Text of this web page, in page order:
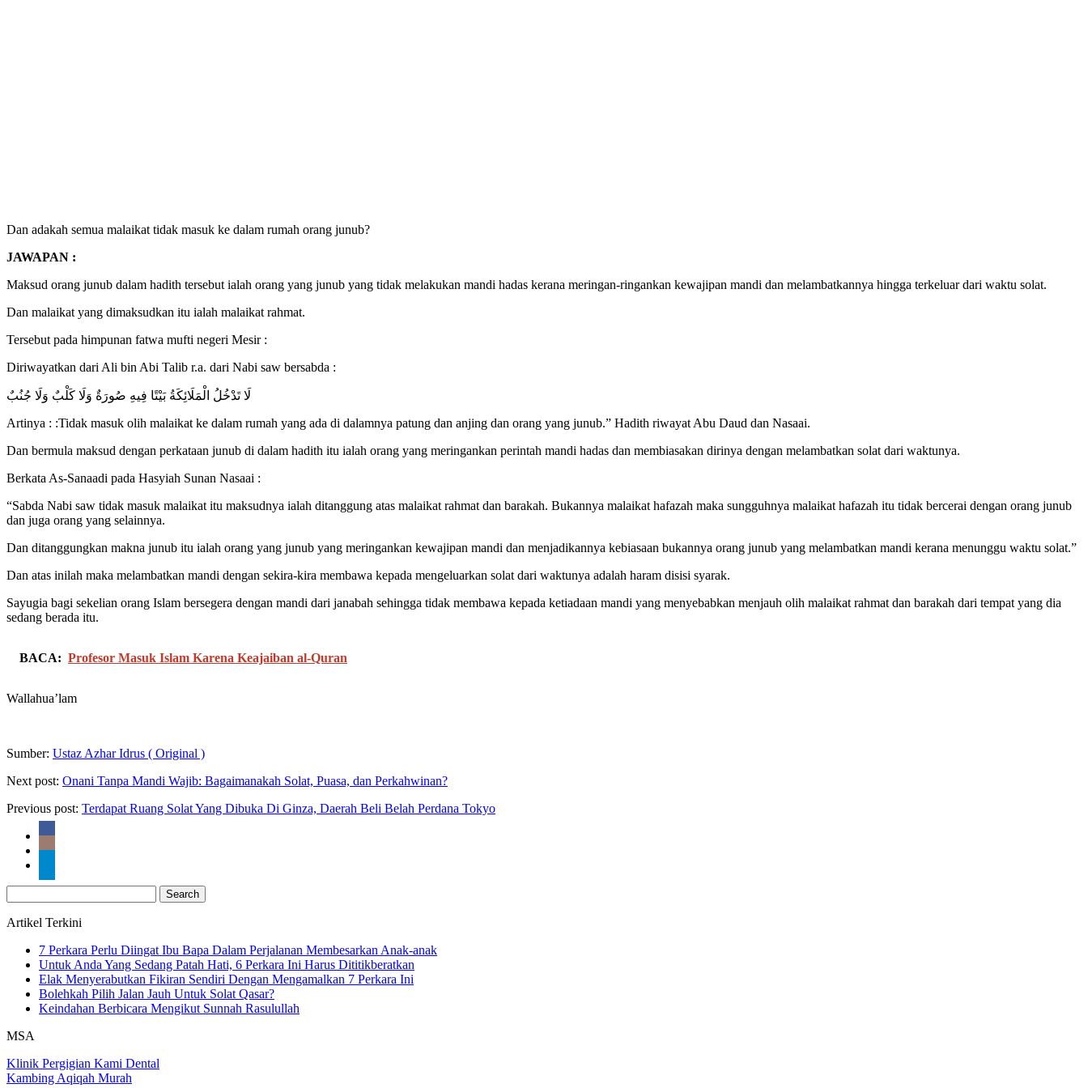
Dan adakah semua malaikat tidak masuk ke dalam rumah orang junub?
JAWAPAN :
Maksud orang junub dalam hadith tersebut ialah orang yang junub yang tidak melakukan mandi hadas kerana meringan-ringankan kewajipan mandi dan melambatkannya hingga terkeluar dari waktu solat.
Dan malaikat yang dimaksudkan itu ialah malaikat rahmat.
Tersebut pada himpunan fatwa mufti negeri Mesir :
Diriwayatkan dari Ali bin Abi Talib r.a. dari Nabi saw bersabda :
لَا تَدْخُلُ الْمَلَائِكَةُ بَيْتًا فِيهِ صُورَةٌ وَلَا كَلْبٌ وَلَا جُنُبٌ
Artinya : :Tidak masuk olih malaikat ke dalam rumah yang ada di dalamnya patung dan anjing dan orang yang junub.” Hadith riwayat Abu Daud dan Nasaai.
Dan bermula maksud dengan perkataan junub di dalam hadith itu ialah orang yang meringankan perintah mandi hadas dan membiasakan dirinya dengan melambatkan solat dari waktunya.
Berkata As-Sanaadi pada Hasyiah Sunan Nasaai :
“Sabda Nabi saw tidak masuk malaikat itu maksudnya ialah ditanggung atas malaikat rahmat dan barakah. Bukannya malaikat hafazah maka sungguhnya malaikat hafazah itu tidak bercerai dengan orang junub
dan juga orang yang selainnya.
Dan ditanggungkan makna junub itu ialah orang yang junub yang meringankan kewajipan mandi dan menjadikannya kebiasaan bukannya orang junub yang melambatkan mandi kerana menunggu waktu solat.”
Dan atas inilah maka melambatkan mandi dengan sekira-kira membawa kepada mengeluarkan solat dari waktunya adalah haram disisi syarak.
Sayugia bagi sekelian orang Islam bersegera dengan mandi dari janabah sehingga tidak membawa kepada ketiadaan mandi yang menyebabkan menjauh olih malaikat rahmat dan barakah dari tempat yang dia
sedang berada itu.
BACA: Profesor Masuk Islam Karena Keajaiban al-Quran
Wallahua’lam
Sumber: Ustaz Azhar Idrus ( Original )
Next post: Onani Tanpa Mandi Wajib: Bagaimanakah Solat, Puasa, dan Perkahwinan?
Previous post: Terdapat Ruang Solat Yang Dibuka Di Ginza, Daerah Beli Belah Perdana Tokyo
for:
Artikel Terkini
7 Perkara Perlu Diingat Ibu Bapa Dalam Perjalanan Membesarkan Anak-anak
Untuk Anda Yang Sedang Patah Hati, 6 Perkara Ini Harus Dititikberatkan
Elak Menyerabutkan Fikiran Sendiri Dengan Mengamalkan 7 Perkara Ini
Bolehkah Pilih Jalan Jauh Untuk Solat Qasar?
Keindahan Berbicara Mengikut Sunnah Rasulullah
MSA
Klinik Pergigian Kami Dental
Kambing Aqiqah Murah